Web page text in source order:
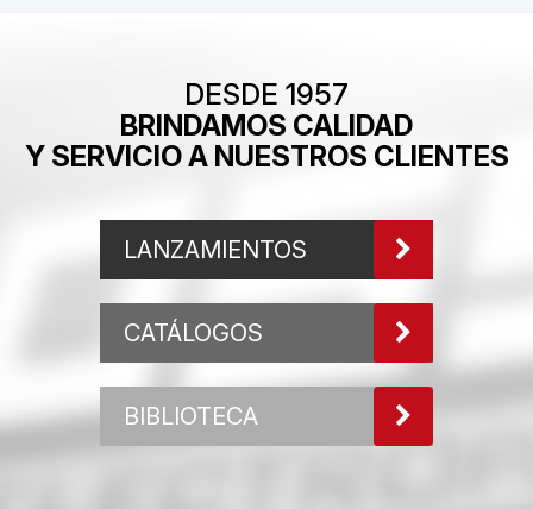
DESDE 1957
BRINDAMOS CALIDAD
Y SERVICIO A NUESTROS CLIENTES
LANZAMIENTOS
CATÁLOGOS
BIBLIOTECA